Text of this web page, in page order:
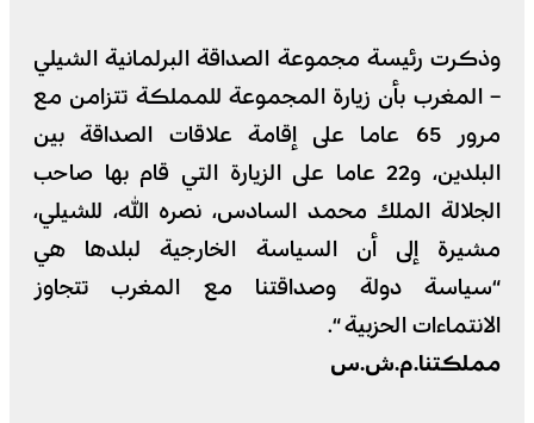
وذكرت رئيسة مجموعة الصداقة البرلمانية الشيلي
– المغرب بأن زيارة المجموعة للمملكة تتزامن مع
مرور 65 عاما على إقامة علاقات الصداقة بين
البلدين، و22 عاما على الزيارة التي قام بها صاحب
الجلالة الملك محمد السادس، نصره الله، للشيلي،
مشيرة إلى أن السياسة الخارجية لبلدها هي
“سياسة دولة وصداقتنا مع المغرب تتجاوز
الانتماءات الحزبية “.
مملكتنا.م.ش.س